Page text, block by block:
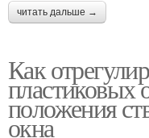
читать дальше →
Как
пластиковых
положения
окна